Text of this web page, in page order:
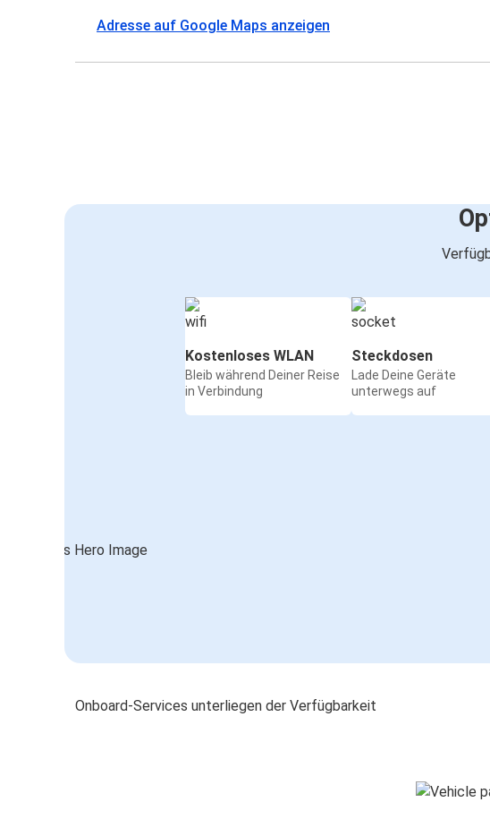
Adresse auf Google Maps anzeigen
Kostenloses WLAN
Bleib während Deiner Reise
in Verbindung
Steckdosen
Lade Deine Geräte
unterwegs auf
Onboard-Services unterliegen der Verfügbarkeit